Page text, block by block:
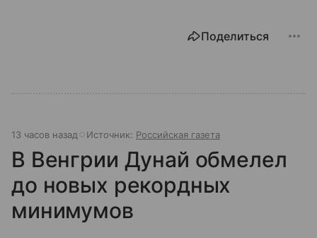
Поделиться
13 часов назад Источник: Российская газета
В Венгрии Дунай обмелел
до новых рекордных
минимумов